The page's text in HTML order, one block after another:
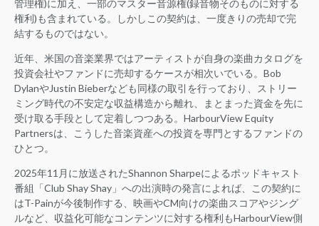
管理権)に加え、一部のマスター音源権(録音物そのものに対する
権利)も含まれている。しかしこの契約は、一度きりの売却で完
結するものではない。
近年、米国の音楽業界ではアーティストが自身の楽曲カタログを
投資会社やファンドに売却するケースが相次いでいる。Bob
DylanやJustin Bieberなども同様の取引を行っており、ストリー
ミング時代の不安定な収益構造から離れ、まとまった資金を先に
受け取る手段として定着しつつある。HarbourView Equity
Partnersは、こうした音楽資産への投資を専門とするファンドの
ひとつ。
2025年11月に放送されたShannon Sharpeによるポッドキャスト
番組「Club Shay Shay」への出演時の発言によれば、この契約に
はT-Painが今後制作する、映画やCM向けの楽曲スコアやジング
ルなど、収益化可能なコンテンツに対する権利もHarbourView側